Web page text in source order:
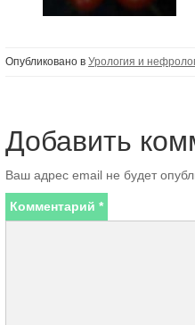
Опубликовано в Урология и
Добавить
Ваш адрес email не будет
Комментарий *